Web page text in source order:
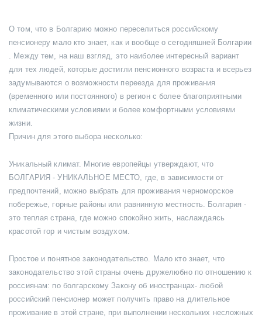
О том, что в Болгарию можно переселиться российскому
пенсионеру мало кто знает, как и вообще о сегодняшней Болгарии
. Между тем, на наш взгляд, это наиболее интересный вариант
для тех людей, которые достигли пенсионного возраста и всерьез
задумываются о возможности переезда для проживания
(временного или постоянного) в регион с более благоприятными
климатическими условиями и более комфортными условиями
жизни.
Причин для этого выбора несколько:
Уникальный климат. Многие европейцы утверждают, что
БОЛГАРИЯ - УНИКАЛЬНОЕ МЕСТО, где, в зависимости от
предпочтений, можно выбрать для проживания черноморское
побережье, горные районы или равнинную местность. Болгария -
это теплая страна, где можно спокойно жить, наслаждаясь
красотой гор и чистым воздухом.
Простое и понятное законодательство. Мало кто знает, что
законодательство этой страны очень дружелюбно по отношению к
россиянам: по болгарскому Закону об иностранцах- любой
российский пенсионер может получить право на длительное
проживание в этой стране, при выполнении нескольких несложных